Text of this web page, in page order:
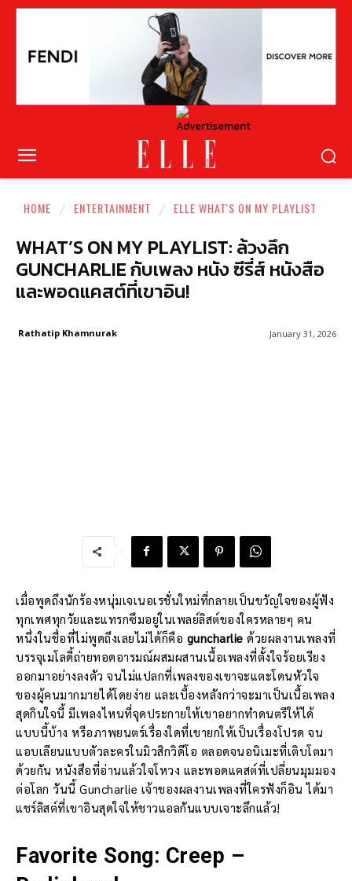
HOME ENTERTAINMENT ELLE WHAT'S ON MY PLAYLIST
WHAT’S ON MY PLAYLIST: ล้วงลึก
GUNCHARLIE กับเพลง หนัง ซีรี่ส์ หนังสือ
และพอดแคสต์ที่เขาอิน!
January 31, 2026
Rathatip Khamnurak
เมื่อพูดถึงนักร้องหนุ่มเจเนอเรชั่นใหม่ที่กลายเป็นขวัญใจของผู้ฟัง
ทุกเพศทุกวัยและแทรกซึมอยู่ในเพลย์ลิสต์ของใครหลายๆ คน
หนึ่งในชื่อที่ไม่พูดถึงเลยไม่ได้ก็คือ guncharlie ด้วยผลงานเพลงที่
บรรจุเมโลดี้ถ่ายทอดอารมณ์ผสมผสานเนื้อเพลงที่ตั้งใจร้อยเรียง
ออกมาอย่างลงตัว จนไม่แปลกที่เพลงของเขาจะแตะโดนหัวใจ
ของผู้คนมากมายได้โดยง่าย และเบื้องหลังกว่าจะมาเป็นเนื้อเพลง
สุดกินใจนี้ มีเพลงไหนที่จุดประกายให้เขาอยากทำดนตรีให้ได้
แบบนี้บ้าง หรือภาพยนตร์เรื่องใดที่เขายกให้เป็นเรื่องโปรด จน
แอบเลียนแบบตัวละครในมิวสิกวิดีโอ ตลอดจนอนิเมะที่เติบโตมา
ด้วยกัน หนังสือที่อ่านแล้วใจโหวง และพอดแคสต์ที่เปลี่ยนมุมมอง
ต่อโลก วันนี้ Guncharlie เจ้าของผลงานเพลงที่ใครฟังก็อิน ได้มา
แชร์ลิสต์ที่เขาอินสุดใจให้ชาวแอลกันแบบเจาะลึกแล้ว!
Favorite Song: Creep –